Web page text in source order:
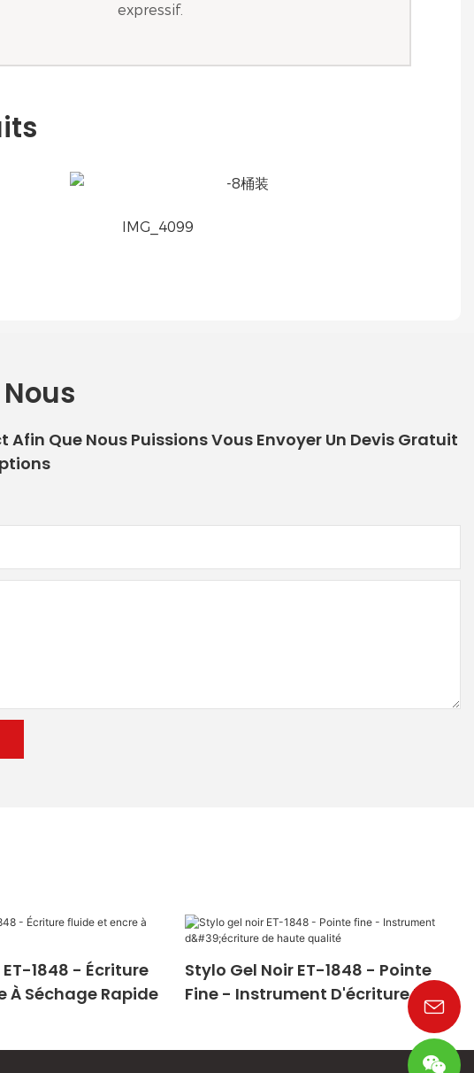
expressif.
Que Nous Puissions Vous Envoyer Un Devis Gratuit
1848 - Écriture
À Séchage Rapide
Stylo Gel Noir ET-1848 - Pointe
Fine - Instrument D'écriture De